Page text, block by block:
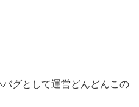
グとして運営どんどんこの